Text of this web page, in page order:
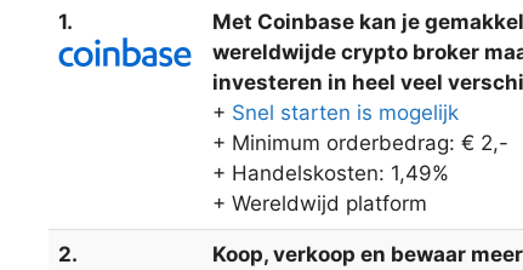
1.
Met Coinbase kan je
wereldwijde crypto broker
investeren in heel veel
+ Snel starten is mogelijk
+ Minimum orderbedrag: € 2,-
+ Handelskosten: 1,49%
+ Wereldwijd platform
2.
Koop, verkoop en bewaar